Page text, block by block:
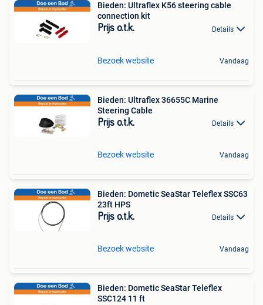
Bieden: Ultraflex K56 steering cable
connection kit
Prijs o.t.k. Details
Bezoek website Vandaag
Bieden: Ultraflex 36655C Marine
Steering Cable
Prijs o.t.k. Details
Bezoek website Vandaag
Bieden: Dometic SeaStar Teleflex SSC63
23ft HPS
Prijs o.t.k. Details
Bezoek website Vandaag
Bieden: Dometic SeaStar Teleflex
SSC124 11 ft